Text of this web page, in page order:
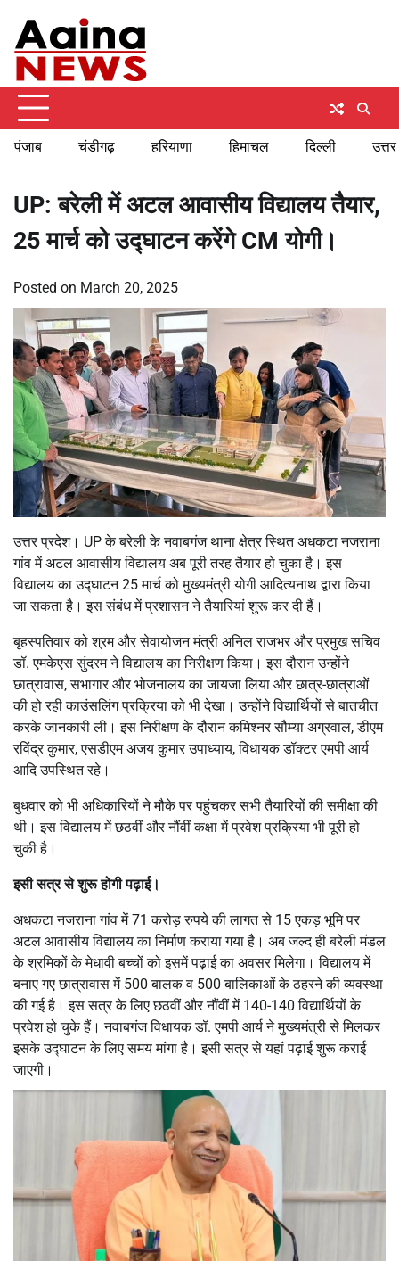
content
पंजाब चंडीगढ़ हरियाणा हिमाचल दिल्ली
UP: बरेली में अटल आवासीय विद्यालय तैयार,
25 मार्च को उद्घाटन करेंगे CM योगी।
Posted on March 20, 2025
उत्तर प्रदेश। UP के बरेली के नवाबगंज थाना क्षेत्र स्थित अधकटा नजराना
गांव में अटल आवासीय विद्यालय अब पूरी तरह तैयार हो चुका है। इस
विद्यालय का उद्घाटन 25 मार्च को मुख्यमंत्री योगी आदित्यनाथ द्वारा किया
जा सकता है। इस संबंध में प्रशासन ने तैयारियां शुरू कर दी हैं।
बृहस्पतिवार को श्रम और सेवायोजन मंत्री अनिल राजभर और प्रमुख सचिव
डॉ. एमकेएस सुंदरम ने विद्यालय का निरीक्षण किया। इस दौरान उन्होंने
छात्रावास, सभागार और भोजनालय का जायजा लिया और छात्र-छात्राओं
की हो रही काउंसलिंग प्रक्रिया को भी देखा। उन्होंने विद्यार्थियों से बातचीत
करके जानकारी ली। इस निरीक्षण के दौरान कमिश्नर सौम्या अग्रवाल, डीएम
रविंद्र कुमार, एसडीएम अजय कुमार उपाध्याय, विधायक डॉक्टर एमपी आर्य
आदि उपस्थित रहे।
बुधवार को भी अधिकारियों ने मौके पर पहुंचकर सभी तैयारियों की समीक्षा की
थी। इस विद्यालय में छठवीं और नौंवीं कक्षा में प्रवेश प्रक्रिया भी पूरी हो
चुकी है।
इसी सत्र से शुरू होगी पढ़ाई।
अधकटा नजराना गांव में 71 करोड़ रुपये की लागत से 15 एकड़ भूमि पर
अटल आवासीय विद्यालय का निर्माण कराया गया है। अब जल्द ही बरेली मंडल
के श्रमिकों के मेधावी बच्चों को इसमें पढ़ाई का अवसर मिलेगा। विद्यालय में
बनाए गए छात्रावास में 500 बालक व 500 बालिकाओं के ठहरने की व्यवस्था
की गई है। इस सत्र के लिए छठवीं और नौंवीं में 140-140 विद्यार्थियों के
प्रवेश हो चुके हैं। नवाबगंज विधायक डॉ. एमपी आर्य ने मुख्यमंत्री से मिलकर
इसके उद्घाटन के लिए समय मांगा है। इसी सत्र से यहां पढ़ाई शुरू कराई
जाएगी।